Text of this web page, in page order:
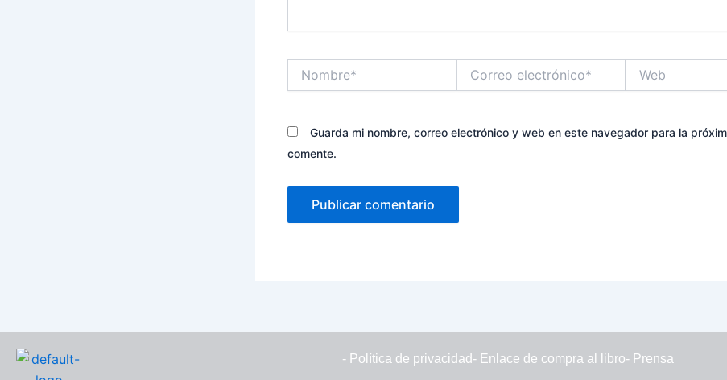
electrónico*
Guarda mi nombre, correo electrónico y web en este navegador para la
comente.
- Política de privacidad - Enlace de compra al libro- Prensa